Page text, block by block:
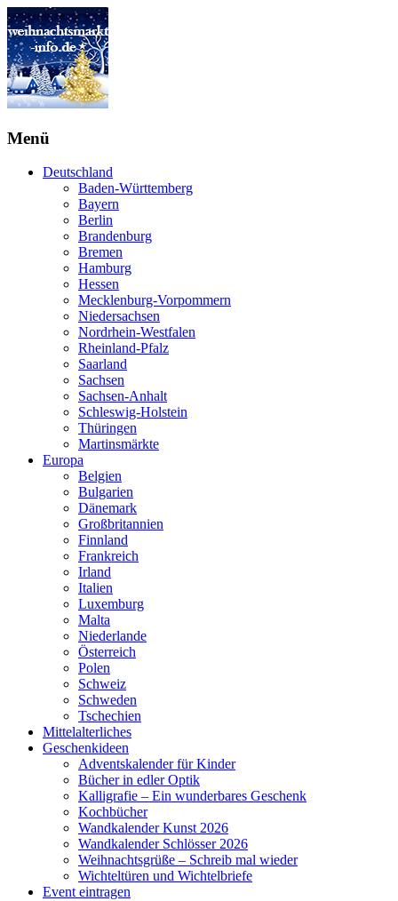
Menü
Deutschland
Baden-Württemberg
Bayern
Berlin
Brandenburg
Bremen
Hamburg
Hessen
Mecklenburg-Vorpommern
Niedersachsen
Nordrhein-Westfalen
Rheinland-Pfalz
Saarland
Sachsen
Sachsen-Anhalt
Schleswig-Holstein
Thüringen
Martinsmärkte
Europa
Belgien
Bulgarien
Dänemark
Großbritannien
Finnland
Frankreich
Irland
Italien
Luxemburg
Malta
Niederlande
Österreich
Polen
Schweiz
Schweden
Tschechien
Mittelalterliches
Geschenkideen
Adventskalender für Kinder
Bücher in edler Optik
Kalligrafie – Ein wunderbares Geschenk
Kochbücher
Wandkalender Kunst 2026
Wandkalender Schlösser 2026
Weihnachtsgrüße – Schreib mal wieder
Wichteltüren und Wichtelbriefe
Event eintragen